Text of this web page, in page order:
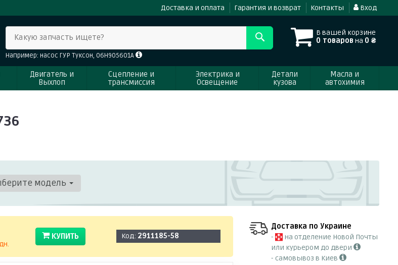
Доставка и оплата Гарантия и возврат Контакты Вход
В вашей корзине
0 товаров на 0 ₴
Какую запчасть ищете?
Например: насос ГУР Туксон, 06H905601A
Двигатель и
Выхлоп
Сцепление и
трансмиссия
Электрика и
Освещение
Детали
кузова
Масла и
автохимия
модель
КУПИТЬ Код: 2911185-58
Доставка по Украине
-
на отделение Новой Почты
или курьером до двери
- самовывоз в Киев